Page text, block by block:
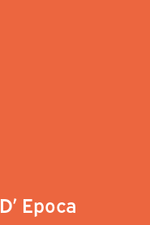
Epoca